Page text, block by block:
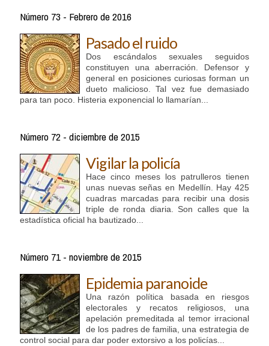
Número 73 - Febrero de 2016
Pasado el ruido
Dos escándalos sexuales seguidos
constituyen una aberración. Defensor y
general en posiciones curiosas forman un
dueto malicioso. Tal vez fue demasiado
para tan poco. Histeria exponencial lo llamarían...
Número 72 - diciembre de 2015
Vigilar la policía
Hace cinco meses los patrulleros tienen
unas nuevas señas en Medellín. Hay 425
cuadras marcadas para recibir una dosis
triple de ronda diaria. Son calles que la
estadística oficial ha bautizado...
Número 71 - noviembre de 2015
Epidemia paranoide
Una razón política basada en riesgos
electorales y recatos religiosos, una
apelación premeditada al temor irracional
de los padres de familia, una estrategia de
control social para dar poder extorsivo a los policías...